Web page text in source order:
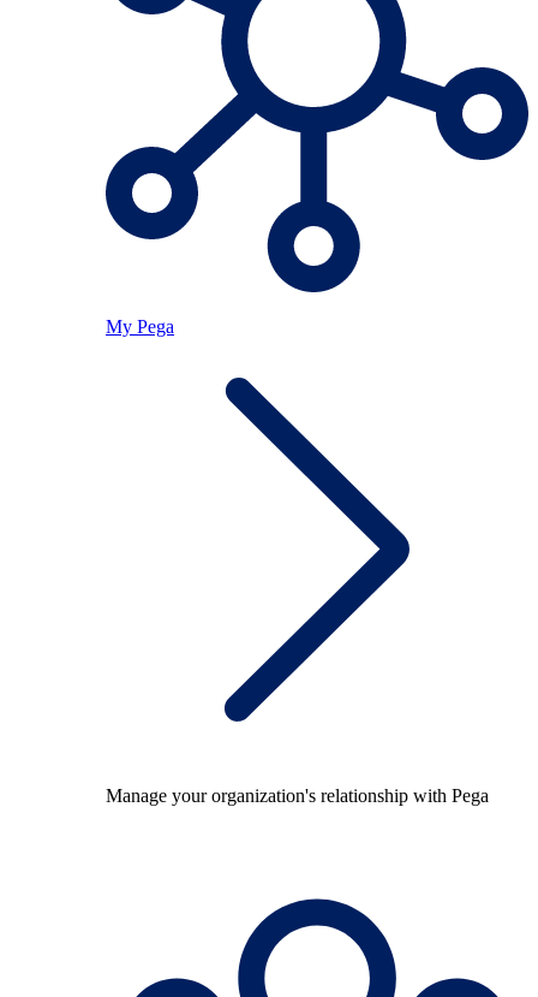
My Pega
Manage your organization's relationship with Pega